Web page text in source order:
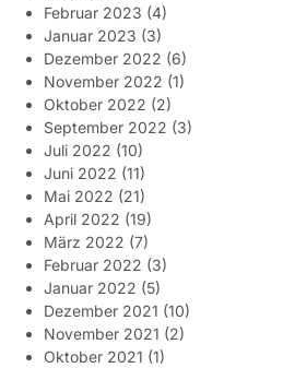
Februar 2023 (4)
Januar 2023 (3)
Dezember 2022 (6)
November 2022 (1)
Oktober 2022 (2)
September 2022 (3)
Juli 2022 (10)
Juni 2022 (11)
Mai 2022 (21)
April 2022 (19)
März 2022 (7)
Februar 2022 (3)
Januar 2022 (5)
Dezember 2021 (10)
November 2021 (2)
Oktober 2021 (1)